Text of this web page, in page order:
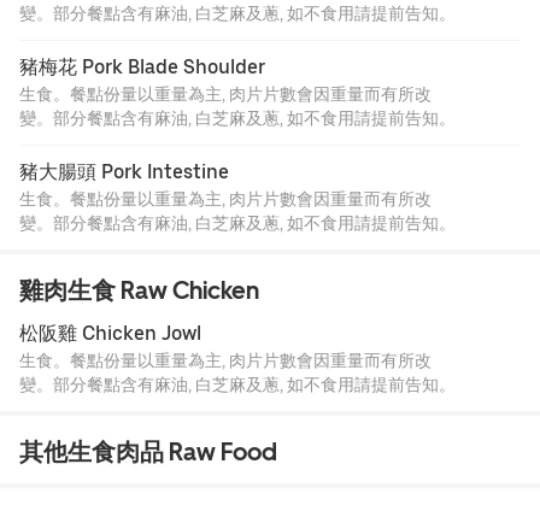
變。部分餐點含有麻油, 白芝麻及蔥, 如不食用請提前告知。
豬梅花 Pork Blade Shoulder
生食。餐點份量以重量為主, 肉片片數會因重量而有所改
變。部分餐點含有麻油, 白芝麻及蔥, 如不食用請提前告知。
豬大腸頭 Pork Intestine
生食。餐點份量以重量為主, 肉片片數會因重量而有所改
變。部分餐點含有麻油, 白芝麻及蔥, 如不食用請提前告知。
雞肉生食 Raw Chicken
松阪雞 Chicken Jowl
生食。餐點份量以重量為主, 肉片片數會因重量而有所改
變。部分餐點含有麻油, 白芝麻及蔥, 如不食用請提前告知。
其他生食肉品 Raw Food